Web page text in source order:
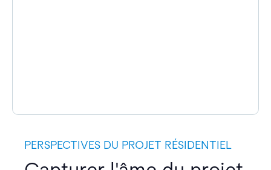
PERSPECTIVES DU PROJET RÉSIDENTIEL